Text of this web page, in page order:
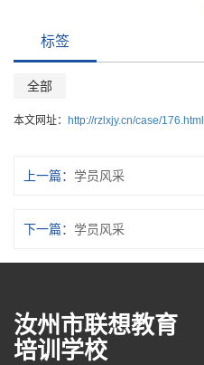
标签
全部
本文网址： http://rzlxjy.cn/case/176.html
上一篇： 学员风采
下一篇： 学员风采
汝州市联想教育
培训学校